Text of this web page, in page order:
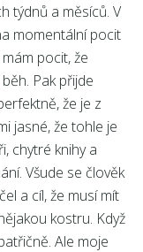
týdnů a měsíců. V
momentální pocit
pocit, že
Pak přijde
že je z
jasné, že tohle je
chytré knihy a
Všude se člověk
a cíl, že musí mít
kostru. Když
Ale moje